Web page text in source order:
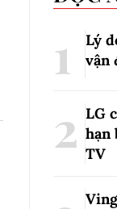
Lý
vận
LG
hạn
TV